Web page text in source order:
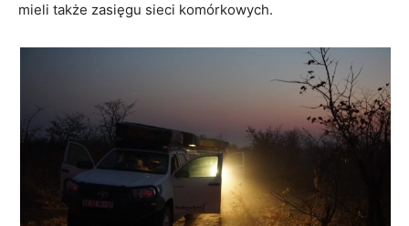
mieli także zasięgu sieci komórkowych.